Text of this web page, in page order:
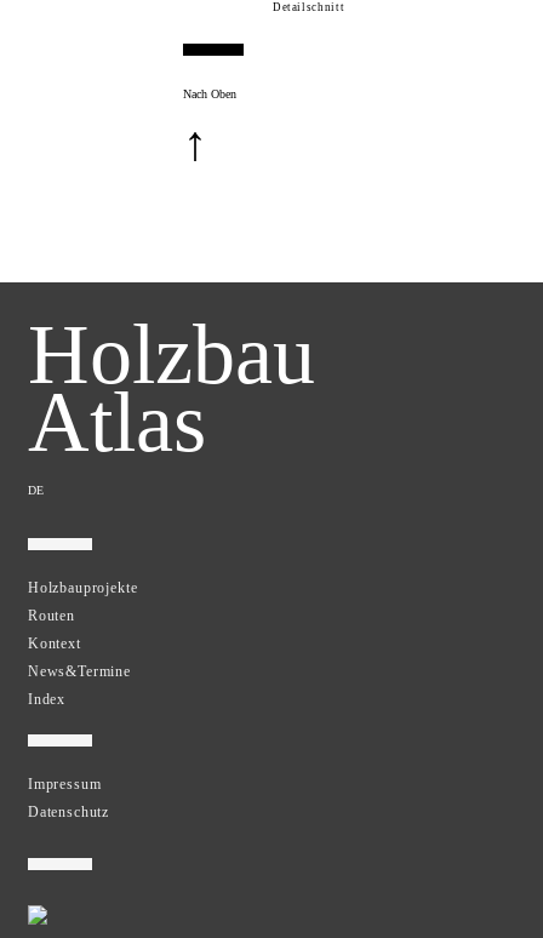
Detailschnitt
Nach Oben
↑
Holzbau
Atlas
DE
Holzbauprojekte
Routen
Kontext
News&Termine
Index
Impressum
Datenschutz